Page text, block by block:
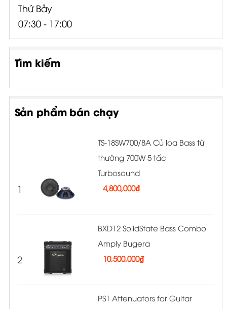
Thứ Bảy
07:30 - 17:00
Tìm kiếm
Sản phẩm bán chạy
1
TS-18SW700/8A Củ loa Bass từ
thường 700W 5 tấc
Turbosound
4,800,000₫
2
BXD12 SolidState Bass Combo
Amply Bugera
10,500,000₫
PS1 Attenuators for Guitar